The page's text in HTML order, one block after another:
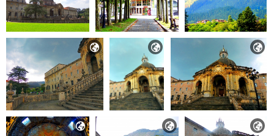
  
  